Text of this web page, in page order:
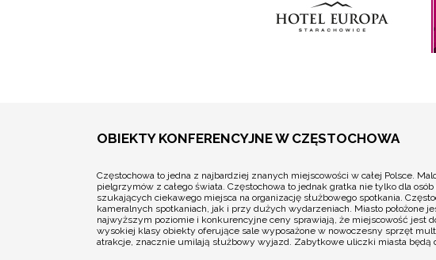
OBIEKTY KONFERENCYJNE W CZĘSTOCHOWA
Częstochowa to jedna z najbardziej znanych miejscowości w całej Polsce.
pielgrzymów z całego świata. Częstochowa to jednak gratka nie tylko dla
szukających ciekawego miejsca na organizację służbowego spotkania.
kameralnych spotkaniach, jak i przy dużych wydarzeniach. Miasto położone
najwyższym poziomie i konkurencyjne ceny sprawiają, że miejscowość jest
wysokiej klasy obiekty oferujące sale wyposażone w nowoczesny sprzęt
atrakcje, znacznie umilają służbowy wyjazd. Zabytkowe uliczki miasta będą